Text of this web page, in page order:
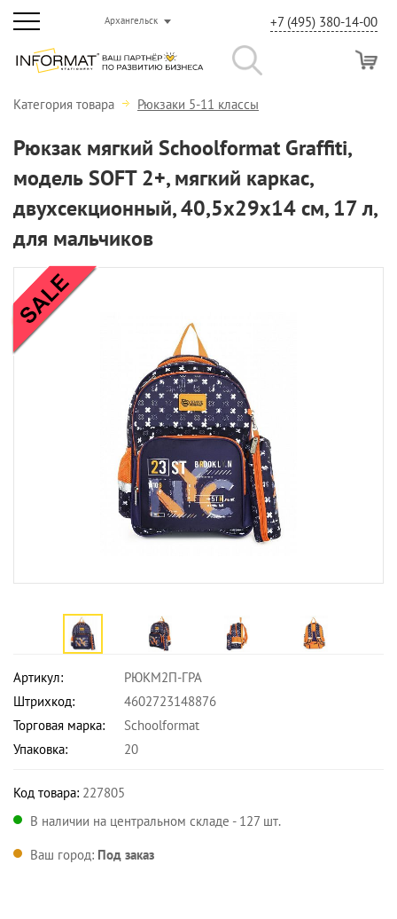
Архангельск +7 (495) 380-14-00
Категория товара Рюкзаки 5-11 классы
Рюкзак мягкий Schoolformat Graffiti,
модель SOFT 2+, мягкий каркас,
двухсекционный, 40,5х29х14 см, 17 л,
для мальчиков
Артикул:
РЮКМ2П-ГРА
Штрихкод:
4602723148876
Торговая марка:
Schoolformat
Упаковка:
20
Код товара: 227805
В наличии на центральном складе - 127 шт.
Ваш город: Под заказ